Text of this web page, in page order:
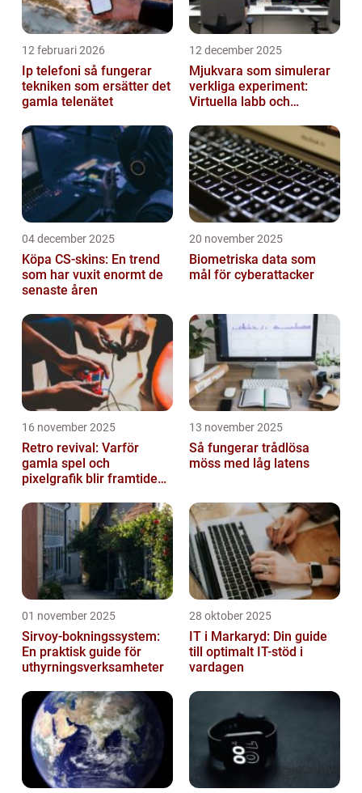
12 februari 2026
Ip telefoni så fungerar
tekniken som ersätter det
gamla telenätet
12 december 2025
Mjukvara som simulerar
verkliga experiment:
Virtuella labb och
04 december 2025
Köpa CS-skins: En trend
som har vuxit enormt de
senaste åren
20 november 2025
Biometriska data som
mål för cyberattacker
16 november 2025
Retro revival: Varför
gamla spel och
pixelgrafik blir framtidens
13 november 2025
Så fungerar trådlösa
möss med låg latens
01 november 2025
Sirvoy-bokningssystem:
En praktisk guide för
uthyrningsverksamheter
28 oktober 2025
IT i Markaryd: Din guide
till optimalt IT-stöd i
vardagen